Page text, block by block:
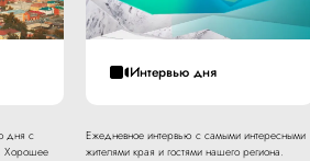
дня с
Хорошее
Интервью дня
Ежедневное интервью с самыми интересными
жителями края и гостями нашего региона.